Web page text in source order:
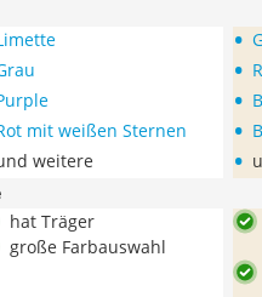
mit weißen Sternen
weitere
•
•
•
•
•
hat Träger
große Farbauswahl